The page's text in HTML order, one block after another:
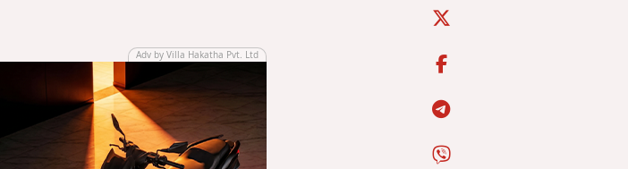
Adv by Villa Hakatha Pvt. Ltd